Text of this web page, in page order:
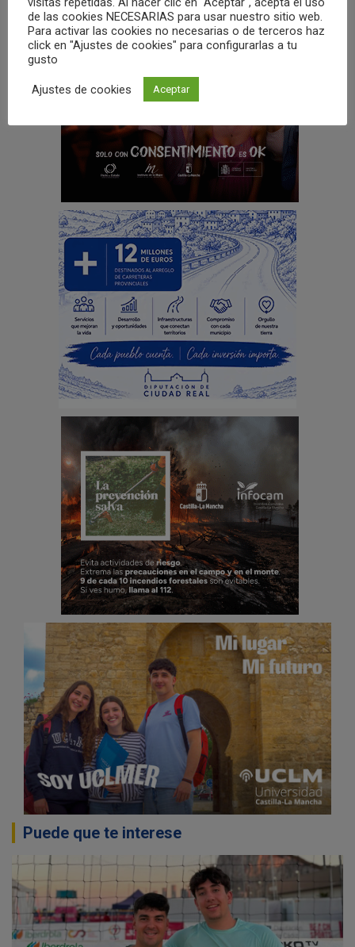
Puede que te interese
de las cookies NECESARIAS para usar nuestro sitio web.
Para activar las cookies no necesarias o de terceros haz
click en "Ajustes de cookies" para configurarlas a tu
gusto
Ajustes de cookies Aceptar